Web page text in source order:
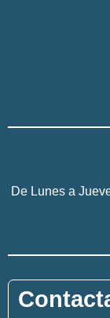
De Lunes a